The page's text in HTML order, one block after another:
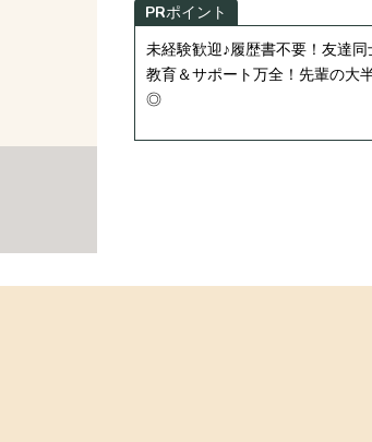
PRポイント
未経験歓迎♪履歴書不要！友達
教育＆サポート万全！先輩の大
◎